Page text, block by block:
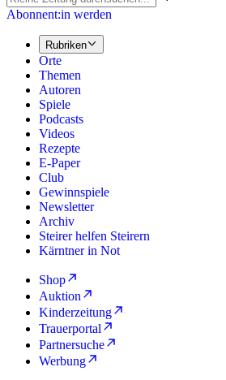
Abonnent:in werden
Rubriken
Orte
Themen
Autoren
Spiele
Podcasts
Videos
Rezepte
E-Paper
Club
Gewinnspiele
Newsletter
Archiv
Steirer helfen Steirern
Kärntner in Not
Shop
Auktion
Kinderzeitung
Trauerportal
Partnersuche
Werbung